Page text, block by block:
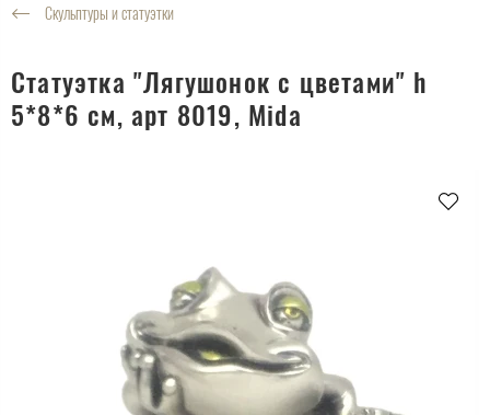
Скульптуры и статуэтки
Статуэтка "Лягушонок с цветами" h
5*8*6 см, арт 8019, Mida